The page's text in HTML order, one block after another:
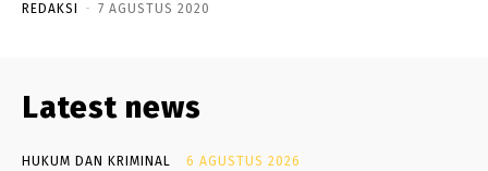
REDAKSI - 7 AGUSTUS 2020
Latest news
HUKUM DAN KRIMINAL 6 AGUSTUS 2026